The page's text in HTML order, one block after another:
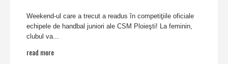
Weekend-ul care a trecut a readus în competiţiile oficiale
echipele de handbal juniori ale CSM Ploieşti! La feminin,
clubul va...
read more